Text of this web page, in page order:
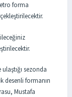
forma
sezonda
desenli formanın
Mustafa